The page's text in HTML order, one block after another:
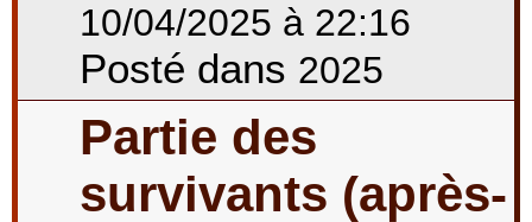
10/04/2025 à 22:16
Posté dans 2025
Partie des
survivants (après-